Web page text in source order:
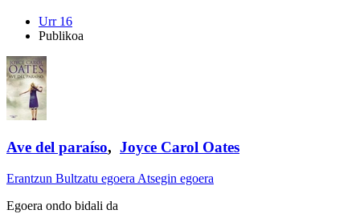
Urr 16
Publikoa
Ave del paraíso, Joyce Carol Oates
Erantzun Bultzatu egoera Atsegin egoera
Egoera ondo bidali da